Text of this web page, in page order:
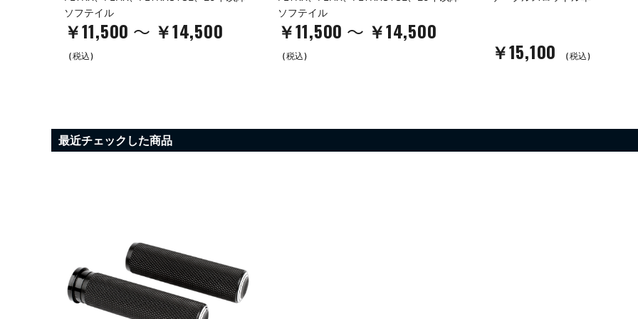
ソフテイル
￥11,500 ～ ￥14,500
(税込)
ソフテイル
￥11,500 ～ ￥14,500
(税込) ￥15,100 (税込)
最近チェックした商品